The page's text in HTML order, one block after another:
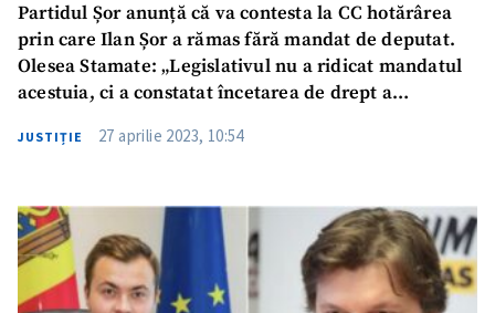
Partidul Șor anunță că va contesta la CC hotărârea
prin care Ilan Șor a rămas fără mandat de deputat.
Olesea Stamate: „Legislativul nu a ridicat mandatul
acestuia, ci a constatat încetarea de drept a
JUSTIȚIE 27 aprilie 2023, 10:54